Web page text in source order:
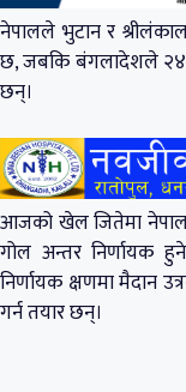
नेपालले भुटान र
छ, जबकि बंगलादेशले २४
छन्।
आजको खेल जितेमा नेपाल
गोल अन्तर निर्णायक
निर्णायक क्षणमा मैदान
गर्न तयार छन्।